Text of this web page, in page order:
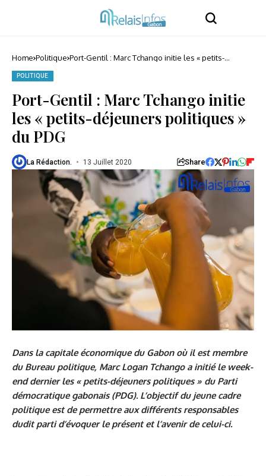
Home Politique Port-Gentil : Marc Tchango initie les « petits-
POLITIQUE
Port-Gentil : Marc Tchango initie
les « petits-déjeuners politiques »
du PDG
La Rédaction. 13 Juillet 2020 Share
Dans la capitale économique du Gabon où il est membre
du Bureau politique, Marc Logan Tchango a initié le week-
end dernier les « petits-déjeuners politiques » du Parti
démocratique gabonais (PDG). L’objectif du jeune cadre
politique est de permettre aux différents responsables
dudit parti d’évoquer le présent et l’avenir de celui-ci.